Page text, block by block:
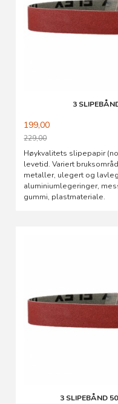
3
199,00
229,00
Rabatt
Høykvalitets slipepapir
levetid. Variert
metaller, ulegert og
aluminiumlegeringer,
gummi, plastmateriale.
3 SLIPEBÅND